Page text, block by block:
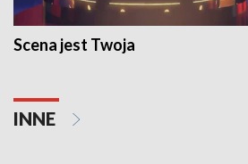
Scena jest Twoja
INNE